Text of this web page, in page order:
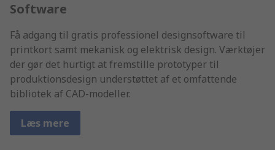
Software
Få adgang til gratis professionel designsoftware til
printkort samt mekanisk og elektrisk design. Værktøjer
der gør det hurtigt at fremstille prototyper til
produktionsdesign understøttet af et omfattende
bibliotek af CAD-modeller.
Læs mere